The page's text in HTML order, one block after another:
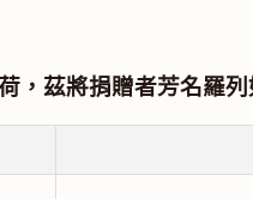
，茲將捐贈者芳名羅列